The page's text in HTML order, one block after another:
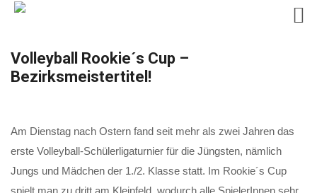
content
Volleyball Rookie´s Cup –
Bezirksmeistertitel!
Am Dienstag nach Ostern fand seit mehr als zwei Jahren das
erste Volleyball-Schülerligaturnier für die Jüngsten, nämlich
Jungs und Mädchen der 1./2. Klasse statt. Im Rookie´s Cup
spielt man zu dritt am Kleinfeld, wodurch alle SpielerInnen sehr